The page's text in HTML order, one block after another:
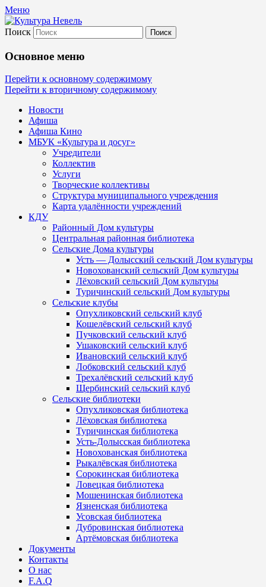
Меню
Культура Невель
МБУК Невельского района "Культура
и досуг"
Поиск
Основное меню
Перейти к основному содержимому
Перейти к вторичному содержимому
Новости
Афиша
Афиша Кино
МБУК «Культура и досуг»
Учредители
Коллектив
Услуги
Творческие коллективы
Структура муниципального учреждения
Карта удалённости учреждений
КДУ
Районный Дом культуры
Центральная районная библиотека
Сельские Дома культуры
Усть — Долысский сельский Дом культуры
Новохованский сельский Дом культуры
Лёховский сельский Дом культуры
Туричинский сельский Дом культуры
Сельские клубы
Опухликовский сельский клуб
Кошелёвский сельский клуб
Пучковский сельский клуб
Ушаковский сельский клуб
Ивановский сельский клуб
Лобковский сельский клуб
Трехалёвский сельский клуб
Щербинский сельский клуб
Сельские библиотеки
Опухликовская библиотека
Лёховская библиотека
Туричинская библиотека
Усть-Долысская библиотека
Новохованская библиотека
Рыкалёвская библиотека
Сорокинская библиотека
Ловецкая библиотека
Мошенинская библиотека
Язненская библиотека
Усовская библиотека
Дубровинская библиотека
Артёмовская библиотека
Документы
Контакты
О нас
F.A.Q